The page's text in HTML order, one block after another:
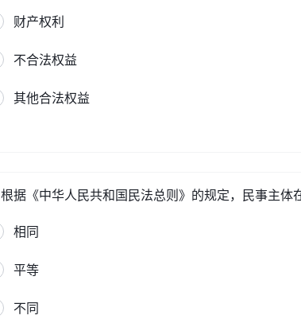
财产权利
不合法权益
其他合法权益
根据《中华人民共和国民法总则》的规定，民事主体
相同
平等
不同